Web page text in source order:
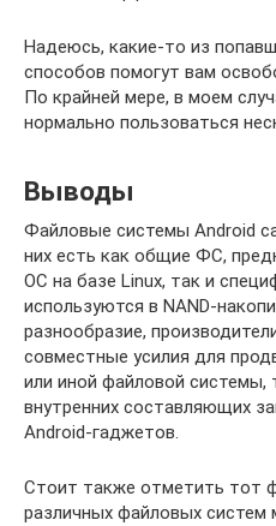
Надеюсь, какие-то из
способов помогут вам
По крайней мере, в моем
нормально пользоваться
Выводы
Файловые системы Android
них есть как общие ФС,
ОС на базе Linux, так и
используются в NAND-
разнообразие,
совместные усилия для
или иной файловой
внутренних составляющих
Android-гаджетов.
Стоит также отметить тот
различных файловых систем